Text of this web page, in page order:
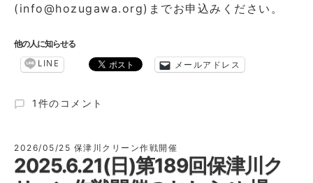
(info@hozugawa.org)までお申込みください。
他の人に知らせる
LINE メールアドレス
2026
～
保
津
1件のコメント
2026/05/25 保津川クリーン作戦開催
2025.6.21(日)第189回保津川ク